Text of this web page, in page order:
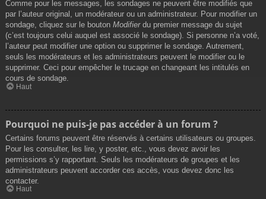
Comme pour les messages, les sondages ne peuvent être modifiés que
par l’auteur original, un modérateur ou un administrateur. Pour modifier un
sondage, cliquez sur le bouton Modifierdu premier message du sujet
(c’est toujours celui auquel est associé le sondage). Si personne n’a voté,
l’auteur peut modifier une option ou supprimer le sondage. Autrement,
seuls les modérateurs et les administrateurs peuvent le modifier ou le
supprimer. Ceci pour empêcher le trucage en changeant les intitulés en
cours de sondage.
Haut
Pourquoi ne puis-je pas accéder à un forum ?
Certains forums peuvent être réservés à certains utilisateurs ou groupes.
Pour les consulter, les lire, y poster, etc., vous devez avoir les
permissions s’y rapportant. Seuls les modérateurs de groupes et les
administrateurs peuvent accorder ces accès, vous devez donc les
contacter.
Haut